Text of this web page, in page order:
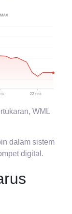
WML
dalam sistem
digital.